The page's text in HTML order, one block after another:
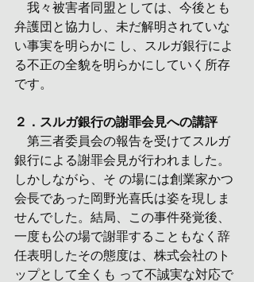
我々被害者同盟としては、今後とも
弁護団と協力し、未だ解明されていな
い事実を明らかに し、スルガ銀行によ
る不正の全貌を明らかにしていく所存
です。
２．スルガ銀行の謝罪会見への講評
第三者委員会の報告を受けてスルガ
銀行による謝罪会見が行われました。
しかしながら、そ の場には創業家かつ
会長であった岡野光喜氏は姿を現しま
せんでした。結局、この事件発覚後、
一度も公の場で謝罪することもなく辞
任表明したその態度は、株式会社のト
ップとして全くも って不誠実な対応で